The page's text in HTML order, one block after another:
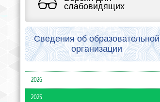
слабовидящих
Сведения об образовательной
организации
2026
2025